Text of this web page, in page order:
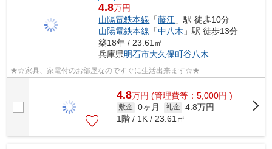
4.8万円
山陽電鉄本線 「藤江 」駅 徒歩10分
山陽電鉄本線 「中八木 」駅 徒歩13分
築18年 / 23.61㎡
兵庫県明石市大久保町谷八木
★☆家具、家電付のお部屋なのですぐに生活出来ます☆★
4.8万円 (管理費等：5,000円 )
敷金 0ヶ月 礼金 4.8万円
1階 / 1K / 23.61㎡